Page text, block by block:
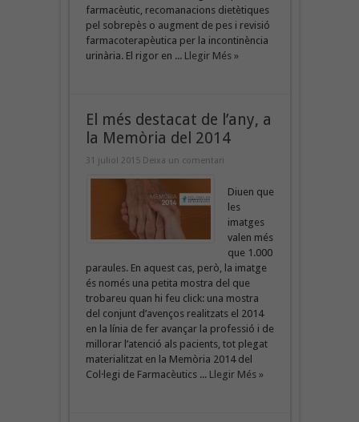
farmacèutic, recomanacions dietètiques
pel sobrepès o augment de pes i revisió
farmacoterapèutica per la incontinència
urinària. El rigor en ... Llegir Més »
El més destacat de l’any, a
la Memòria del 2014
31 juliol 2015 Deixa un comentari
Diuen que
les
imatges
valen més
que 1.000
paraules. En aquest cas, però, la imatge
és només una petita mostra del que
trobareu quan hi feu click: una mostra
del conjunt d’avenços realitzats el 2014
en la línia de fer avançar la professió i de
millorar l’atenció als pacients, tot plegat
materialitzat en la Memòria 2014 del
Col·legi de Farmacèutics ... Llegir Més »